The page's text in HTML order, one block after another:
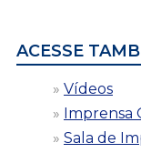
ACESSE
Vídeos
Imprensa
Sala de